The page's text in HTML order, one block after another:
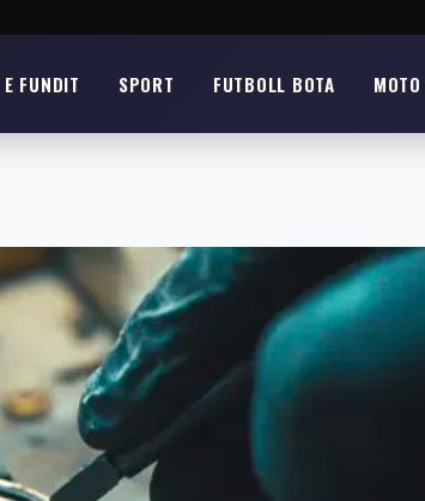
FUNDIT SPORT FUTBOLL BOTA